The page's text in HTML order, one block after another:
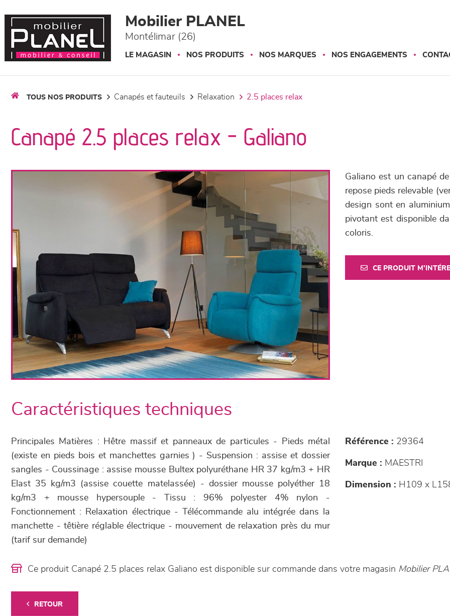
Mobilier PLANEL
Montélimar (26)
LE MAGASIN NOS PRODUITS NOS MARQUES NOS ENGAGEMENTS
TOUS NOS PRODUITS canapés et fauteuils relaxation 2.5 places relax
Canapé 2.5 places relax - Galiano
Galiano est un canapé
repose pieds relevable
design sont en
pivotant est disponible
coloris.
CE PRODUIT
Caractéristiques techniques
Principales Matières : Hêtre massif et panneaux de particules - Pieds métal
(existe en pieds bois et manchettes garnies ) - Suspension : assise et dossier
sangles - Coussinage : assise mousse Bultex polyuréthane HR 37 kg/m3 + HR
Elast 35 kg/m3 (assise couette matelassée) - dossier mousse polyéther 18
kg/m3 + mousse hypersouple - Tissu : 96% polyester 4% nylon -
Fonctionnement : Relaxation électrique - Télécommande alu intégrée dans la
manchette - têtière réglable électrique - mouvement de relaxation près du mur
(tarif sur demande)
Référence : 29364
Marque : MAESTRI
Dimension : H109 x
Ce produit Canapé 2.5 places relax Galiano est disponible sur commande dans votre magasin Mobilier
RETOUR